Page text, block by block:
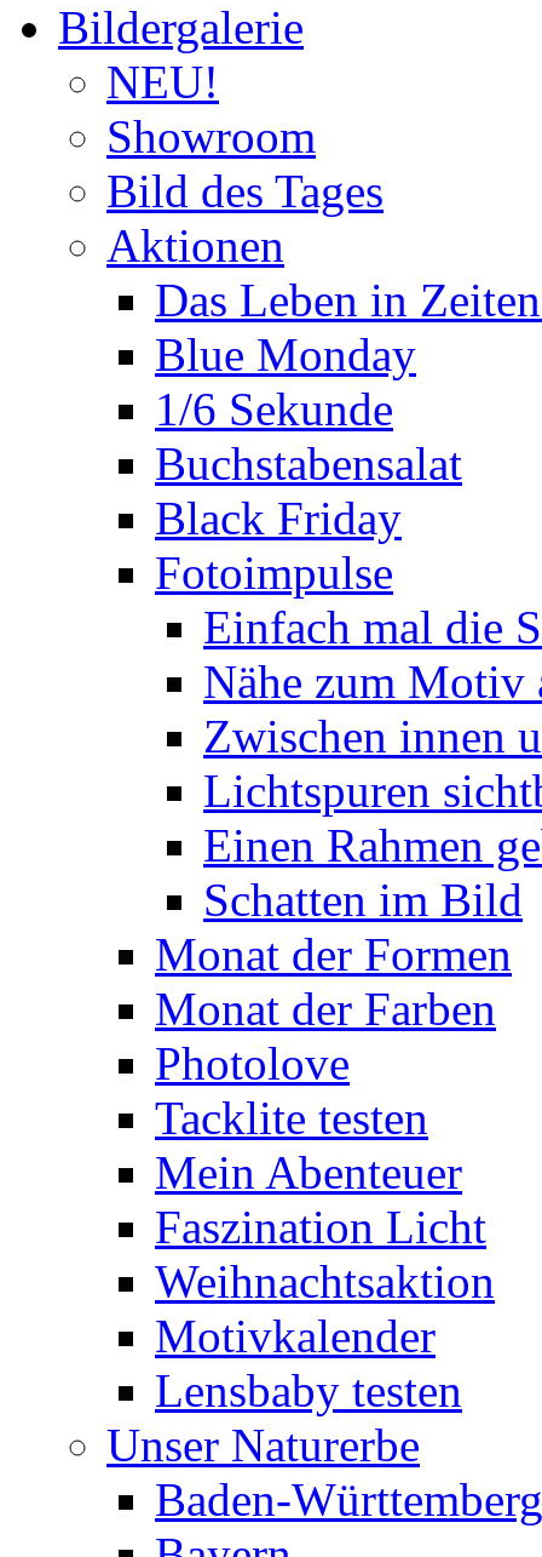
Bildergalerie
NEU!
Showroom
Bild des Tages
Aktionen
Das Leben in
Blue Monday
1/6 Sekunde
Buchstabensalat
Black Friday
Fotoimpulse
Einfach mal die
Nähe zum Motiv
Zwischen innen
Lichtspuren
Einen Rahmen
Schatten im Bild
Monat der Formen
Monat der Farben
Photolove
Tacklite testen
Mein Abenteuer
Faszination Licht
Weihnachtsaktion
Motivkalender
Lensbaby testen
Unser Naturerbe
Baden-Württemberg